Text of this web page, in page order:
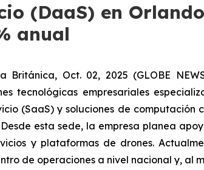
(DaaS) en
anual
Británica, Oct. 02, 2025 (GLOBE
tecnológicas empresariales
(SaaS) y soluciones de
Desde esta sede, la empresa planea
y plataformas de drones.
de operaciones a nivel nacional y, al